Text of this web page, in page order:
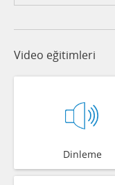
Video eğitimleri
Dinleme